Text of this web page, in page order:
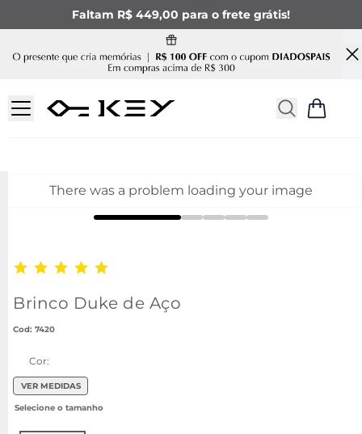
Faltam R$ 449,00 para o frete grátis!
There was a problem loading your image
Brinco Duke de Aço
: 7420
Cor:
VER MEDIDAS